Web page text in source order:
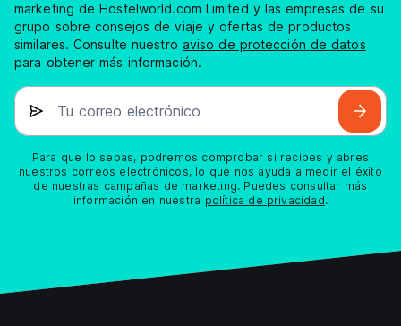
marketing de Hostelworld.com Limited y las empresas de su
grupo sobre consejos de viaje y ofertas de productos
similares. Consulte nuestro aviso de protección de datos
para obtener más información.
Tu correo electrónico
Para que lo sepas, podremos comprobar si recibes y abres
nuestros correos electrónicos, lo que nos ayuda a medir el éxito
de nuestras campañas de marketing. Puedes consultar más
información en nuestra política de privacidad.